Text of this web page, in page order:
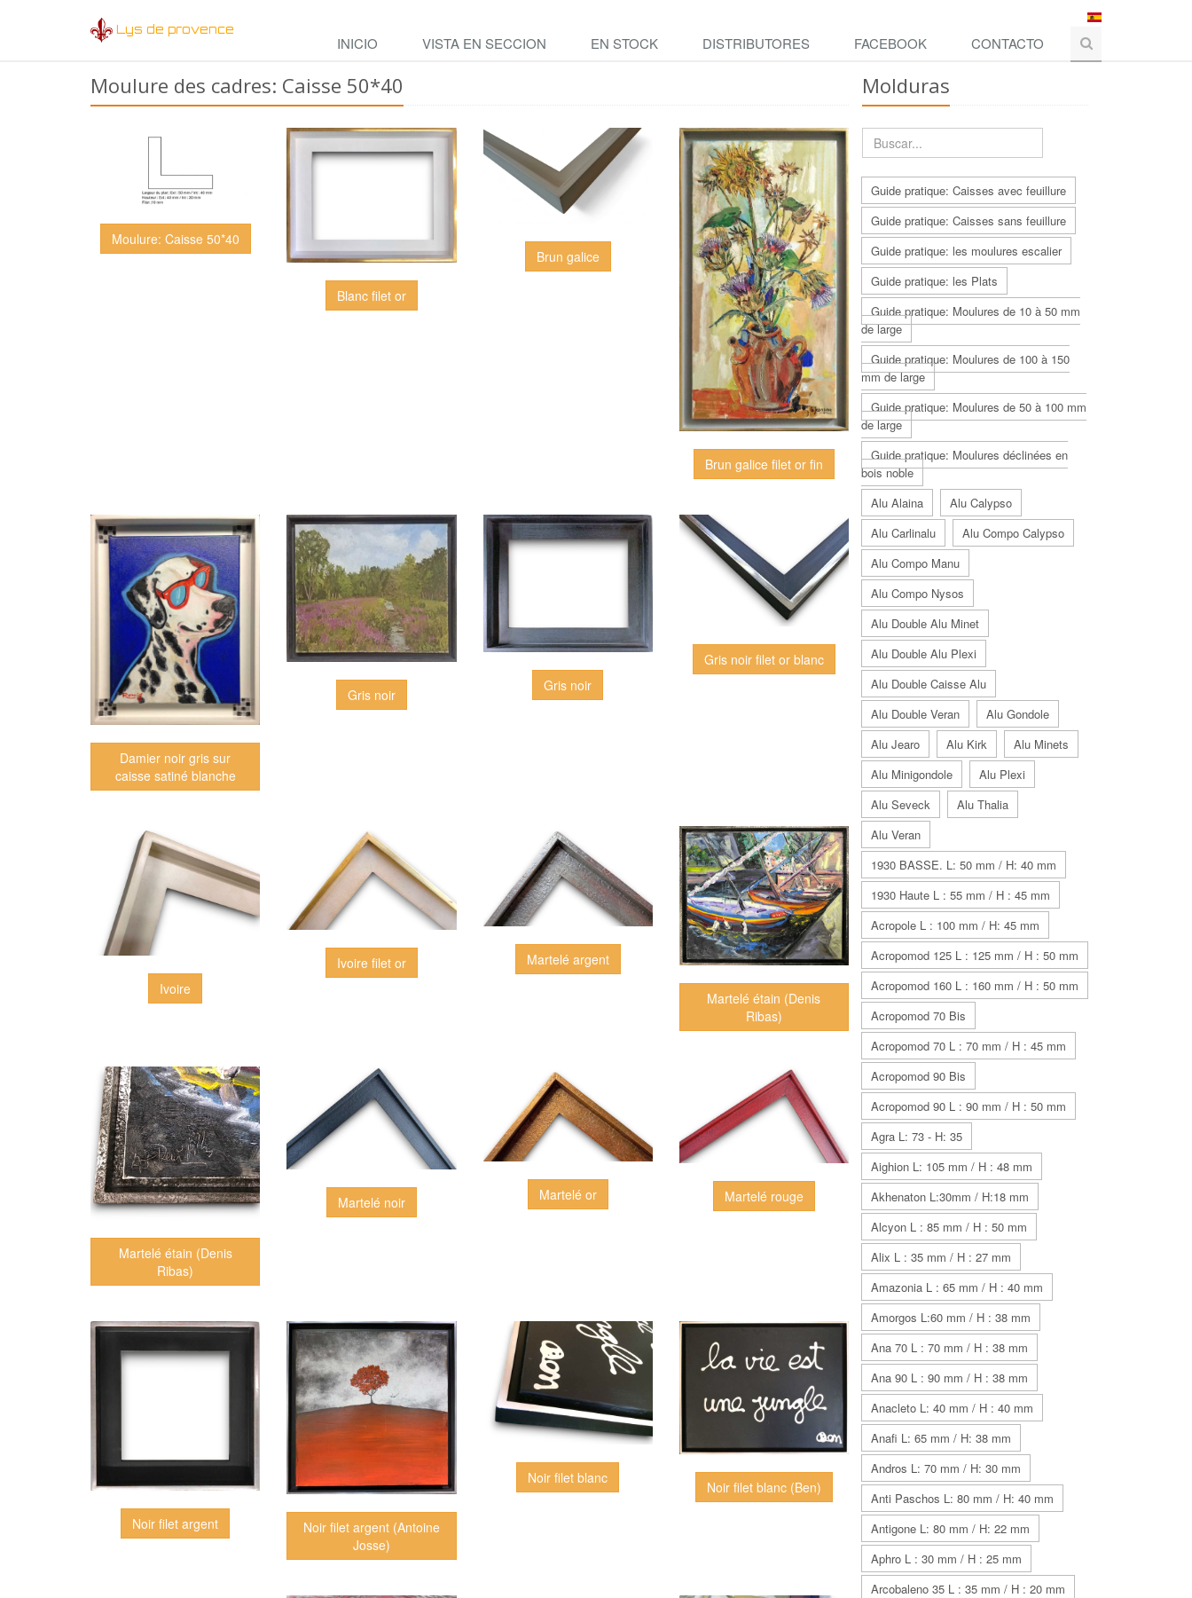
Lys de provence
INICIO VISTA EN SECCION EN STOCK DISTRIBUTORES FACEBOOK CONTACTO
Moulure des cadres: Caisse 50*40
Moulure: Caisse 50*40
Blanc filet or
Brun galice
Brun galice filet or fin
Damier noir gris sur
caisse satiné blanche
Gris noir
Gris noir
Gris noir filet or blanc
Ivoire
Ivoire filet or Martelé argent
Martelé étain (Denis
Ribas)
Martelé étain (Denis
Ribas)
Martelé noir Martelé or Martelé rouge
Noir filet argent
Noir filet argent (Antoine
Josse)
Noir filet blanc
Noir filet blanc (Ben)
Molduras
Guide pratique: Caisses avec feuillure
Guide pratique: Caisses sans feuillure
Guide pratique: les moulures escalier
Guide pratique: les Plats
Guide pratique: Moulures de 10 à 50 mm
de large
Guide pratique: Moulures de 100 à 150
mm de large
Guide pratique: Moulures de 50 à 100 mm
de large
Guide pratique: Moulures déclinées en
bois noble
Alu Alaina
Alu Calypso
Alu Carlinalu
Alu Compo Calypso
Alu Compo Manu
Alu Compo Nysos
Alu Double Alu Minet
Alu Double Alu Plexi
Alu Double Caisse Alu
Alu Double Veran
Alu Gondole
Alu Jearo
Alu Kirk
Alu Minets
Alu Minigondole
Alu Plexi
Alu Seveck
Alu Thalia
Alu Veran
1930 BASSE. L: 50 mm / H: 40 mm
1930 Haute L : 55 mm / H : 45 mm
Acropole L : 100 mm / H: 45 mm
Acropomod 125 L : 125 mm / H : 50 mm
Acropomod 160 L : 160 mm / H : 50 mm
Acropomod 70 Bis
Acropomod 70 L : 70 mm / H : 45 mm
Acropomod 90 Bis
Acropomod 90 L : 90 mm / H : 50 mm
Agra L: 73 - H: 35
Aighion L: 105 mm / H : 48 mm
Akhenaton L:30mm / H:18 mm
Alcyon L : 85 mm / H : 50 mm
Alix L : 35 mm / H : 27 mm
Amazonia L : 65 mm / H : 40 mm
Amorgos L:60 mm / H : 38 mm
Ana 70 L : 70 mm / H : 38 mm
Ana 90 L : 90 mm / H : 38 mm
Anacleto L: 40 mm / H : 40 mm
Anafi L: 65 mm / H: 38 mm
Andros L: 70 mm / H: 30 mm
Anti Paschos L: 80 mm / H: 40 mm
Antigone L: 80 mm / H: 22 mm
Aphro L : 30 mm / H : 25 mm
Arcobaleno 35 L : 35 mm / H : 20 mm